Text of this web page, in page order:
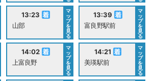
13:23
山部
マ
ッ
プ
を
見
る
13:39
富良野駅前
マ
ッ
プ
を
見
る
14:02
上富良野
マ
ッ
プ
を
見
る
14:21
美瑛駅前
マ
ッ
プ
を
見
る